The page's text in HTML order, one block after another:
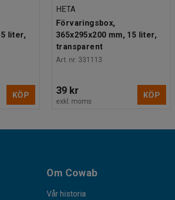
liter,
KÖP
HETA
Förvaringsbox,
365x295x200 mm, 15 liter,
transparent
Art. nr: 331113
39 kr
exkl. moms
KÖP
Om Cowab
Vår historia